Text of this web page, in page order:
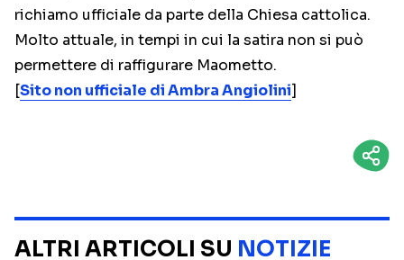
richiamo ufficiale da parte della Chiesa cattolica.
Molto attuale, in tempi in cui la satira non si può
permettere di raffigurare Maometto.
[Sito non ufficiale di Ambra Angiolini]
ALTRI ARTICOLI SU NOTIZIE